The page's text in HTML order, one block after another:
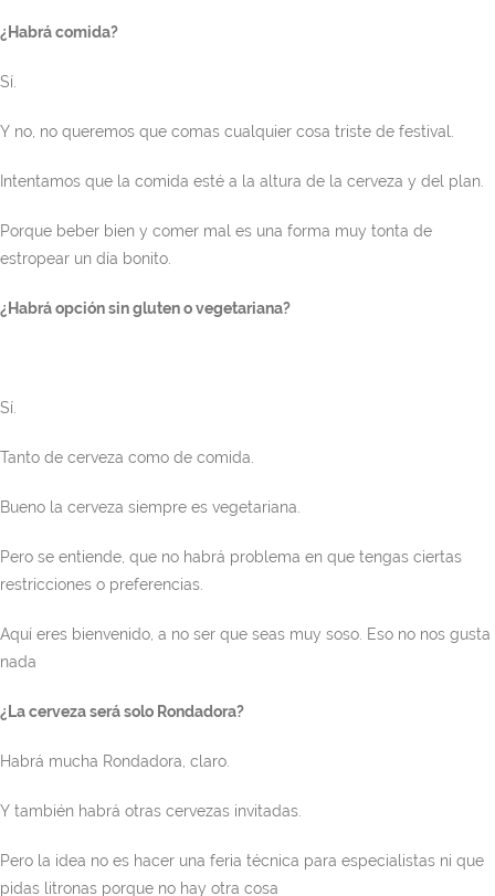
¿Habrá comida?
Sí.
Y no, no queremos que comas cualquier cosa triste de festival.
Intentamos que la comida esté a la altura de la cerveza y del plan.
Porque beber bien y comer mal es una forma muy tonta de
estropear un día bonito.
¿Habrá opción sin gluten o vegetariana?
Sí.
Tanto de cerveza como de comida.
Bueno la cerveza siempre es vegetariana.
Pero se entiende, que no habrá problema en que tengas ciertas
restricciones o preferencias.
Aquí eres bienvenido, a no ser que seas muy soso. Eso no nos gusta
nada
¿La cerveza será solo Rondadora?
Habrá mucha Rondadora, claro.
Y también habrá otras cervezas invitadas.
Pero la idea no es hacer una feria técnica para especialistas ni que
pidas litronas porque no hay otra cosa